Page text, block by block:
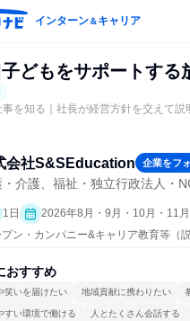
インターン＆キャリア
どもをサポートする
を知る｜社長が経営方針を交えて説
会社S&SEducation 企業をフ
・介護、福祉・独立行政法人・
1日
2026年8月・9月・10月・11
ン・カンパニー&キャリア教育等（
おすすめ
笑いを届けたい 地域貢献に携わりたい
すい環境で働ける 人とたくさん会話する